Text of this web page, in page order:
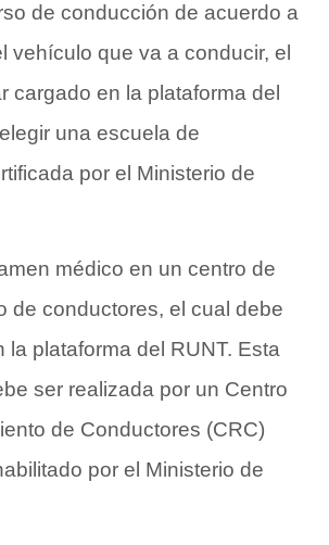
de conducción de acuerdo a
vehículo que va a conducir, el
cargado en la plataforma del
una escuela de
por el Ministerio de
médico en un centro de
de conductores, el cual debe
la plataforma del RUNT. Esta
ser realizada por un Centro
de Conductores (CRC)
por el Ministerio de